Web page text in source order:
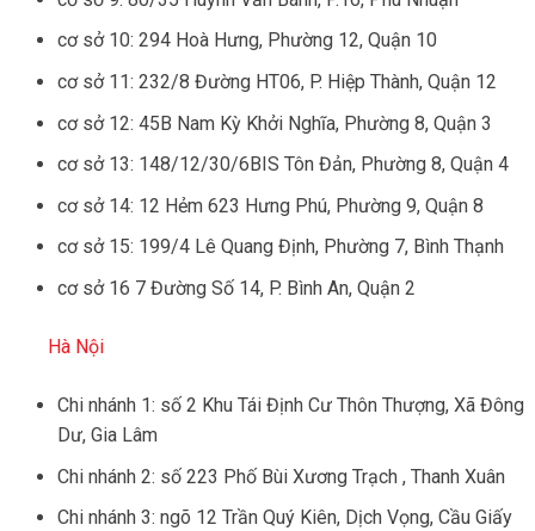
cơ sở 10: 294 Hoà Hưng, Phường 12, Quận 10
cơ sở 11: 232/8 Đường HT06, P. Hiệp Thành, Quận 12
cơ sở 12: 45B Nam Kỳ Khởi Nghĩa, Phường 8, Quận 3
cơ sở 13: 148/12/30/6BIS Tôn Đản, Phường 8, Quận 4
cơ sở 14: 12 Hẻm 623 Hưng Phú, Phường 9, Quận 8
cơ sở 15: 199/4 Lê Quang Định, Phường 7, Bình Thạnh
cơ sở 16 7 Đường Số 14, P. Bình An, Quận 2
Hà Nội
Chi nhánh 1: số 2 Khu Tái Định Cư Thôn Thượng, Xã Đông
Dư, Gia Lâm
Chi nhánh 2: số 223 Phố Bùi Xương Trạch , Thanh Xuân
Chi nhánh 3: ngõ 12 Trần Quý Kiên, Dịch Vọng, Cầu Giấy